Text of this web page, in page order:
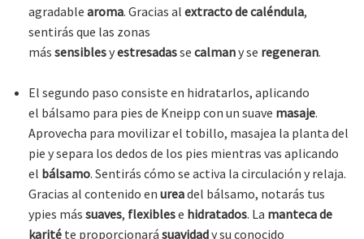
agradable aroma. Gracias al extracto de caléndula,
sentirás que las zonas
más sensiblesyestresadasse calmany se regeneran.
El segundo paso consiste en hidratarlos, aplicando
el bálsamo para pies de Kneipp con un suave masaje.
Aprovecha para movilizar el tobillo, masajea la planta del
pie y separa los dedos de los pies mientras vas aplicando
el bálsamo. Sentirás cómo se activa la circulación y relaja.
Gracias al contenido en ureadel bálsamo, notarás tus
ypies más suaves, flexiblese hidratados. La manteca de
karité te proporcionará suavidady su conocido